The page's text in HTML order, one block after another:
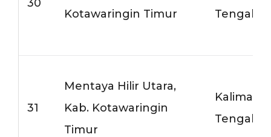
30
Kotawaringin Timur
Tengah
31
Mentaya Hilir Utara,
Kab. Kotawaringin
Timur
Tengah